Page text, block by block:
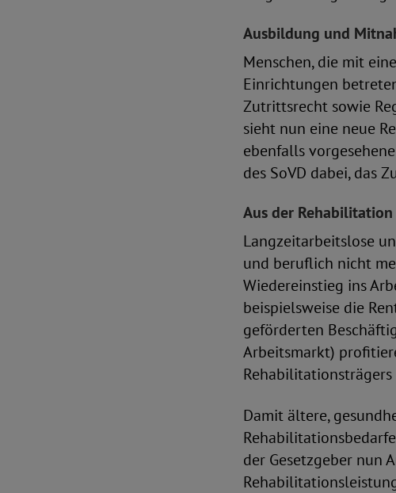
Ausbildung und
Menschen, die mit
Einrichtungen
Zutrittsrecht sowie
sieht nun eine neue
ebenfalls
des SoVD dabei, das
Aus der
Langzeitarbeitslose
und beruflich nicht
Wiedereinstieg ins
beispielsweise die
geförderten
Arbeitsmarkt)
Damit ältere,
der Gesetzgeber nun